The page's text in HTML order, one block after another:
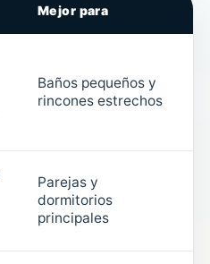
Mejor para
Baños pequeños y
rincones estrechos
Parejas y
dormitorios
principales